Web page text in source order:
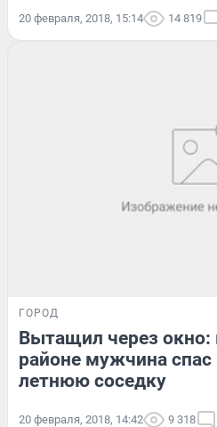
20 февраля, 2018, 15:14 14 819
ГОРОД
Вытащил через
районе мужчина
летнюю соседку
20 февраля, 2018, 14:42 9 318